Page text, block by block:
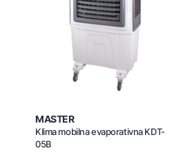
MASTER
Klima mobilna evaporativna KDT-
05B